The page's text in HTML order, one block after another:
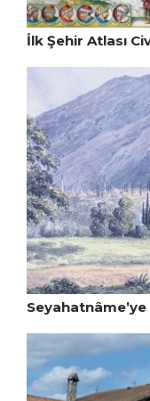
İlk Şehir Atlası